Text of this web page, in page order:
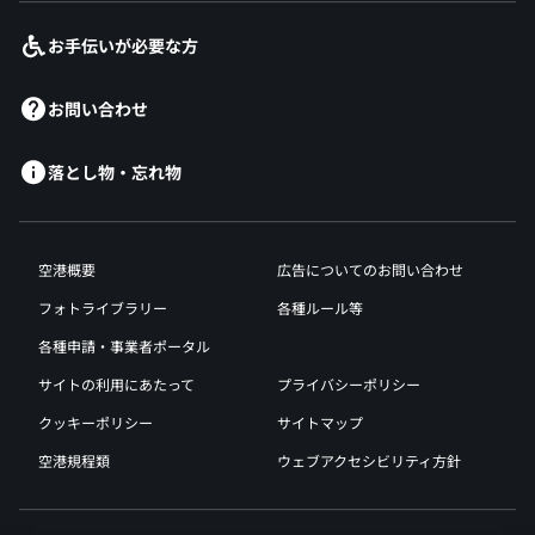
お手伝いが必要な方
お問い合わせ
落とし物・忘れ物
空港概要
広告についてのお問い合わせ
フォトライブラリー
各種ルール等
各種申請・事業者ポータル
サイトの利用にあたって
プライバシーポリシー
クッキーポリシー
サイトマップ
空港規程類
ウェブアクセシビリティ方針